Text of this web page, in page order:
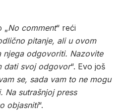
„No comment“ reći
pitanje, ali u ovom
njega odgovoriti. Nazovite
dati svoj odgovor“. Evo još
se, sada vam to ne mogu
Na sutrašnjoj press
objasniti“.